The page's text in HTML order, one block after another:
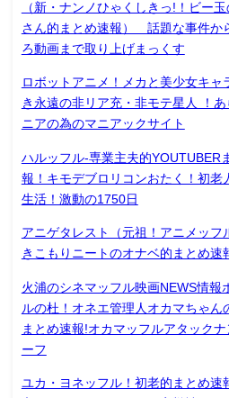
（新・ナンノひゃくしきっ!！ビー
さん的まとめ速報） 話題な事件か
ろ動画まで取り上げまっくす
ロボットアニメ！メカと美少女キャ
き永遠の非リア充・非モテ星人 ！あ
ニアの為のマニアックサイト
ハルッフル-専業主夫的YOUTUBER
報！キモデブロリコンおたく！初老
生活！激動の1750日
アニゲタレスト（元祖！アニメッ
きこもりニートのオナベ的まとめ速
火浦のシネマッフル映画NEWS情報
ルの杜！オネエ管理人オカマちゃん
まとめ速報!オカマッフルアタックナ
ーフ
ユカ・ヨネッフル！初老的まとめ速